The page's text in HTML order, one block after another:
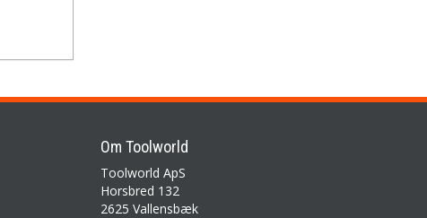
Om Toolworld
Toolworld ApS
Horsbred 132
2625 Vallensbæk